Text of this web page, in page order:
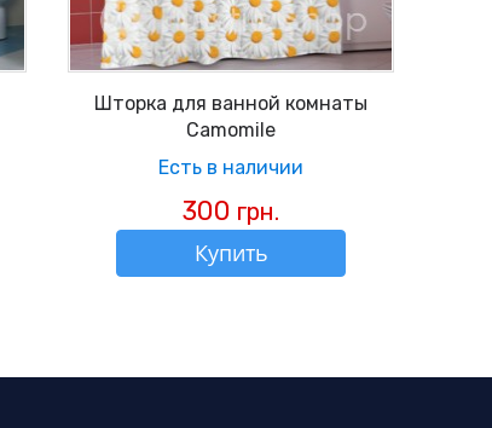
Шторка для ванной комнаты
Camomile
Есть в наличии
300 грн.
Купить